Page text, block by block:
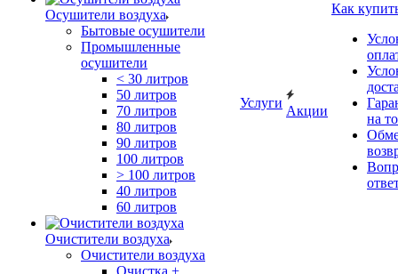
Осушители воздуха
Бытовые осушители
Промышленные
осушители
< 30 литров
50 литров
70 литров
80 литров
90 литров
100 литров
> 100 литров
40 литров
60 литров
Очистители воздуха
Очистители воздуха
Очистка +
Услуги
Акции
Как
на